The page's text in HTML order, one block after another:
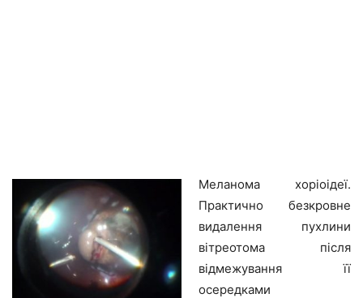
Меланома хоріоідеї.
Практично безкровне
видалення пухлини
вітреотома після
відмежування її
осередками